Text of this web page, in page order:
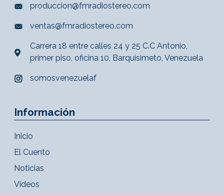
produccion@fmradiostereo.com
ventas@fmradiostereo.com
Carrera 18 entre calles 24 y 25 C.C Antonio,
primer piso, oficina 10, Barquisimeto, Venezuela
somosvenezuelaf
Información
Inicio
El Cuento
Noticias
Videos